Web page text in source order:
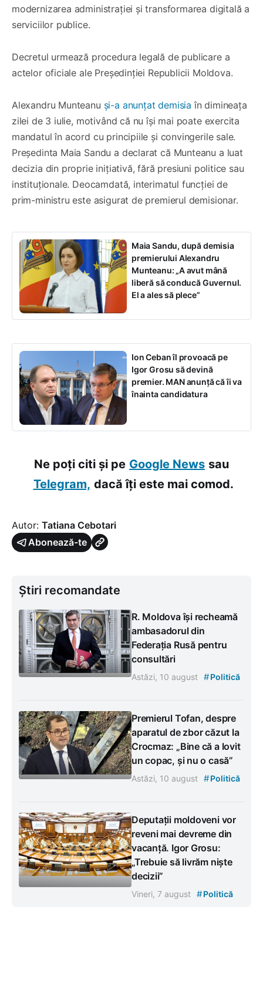
modernizarea administrației și transformarea digitală a
serviciilor publice.
Decretul urmează procedura legală de publicare a
actelor oficiale ale Președinției Republicii Moldova.
Alexandru Munteanu și-a anunțat demisia în dimineața
zilei de 3 iulie, motivând că nu își mai poate exercita
mandatul în acord cu principiile și convingerile sale.
Președinta Maia Sandu a declarat că Munteanu a luat
decizia din proprie inițiativă, fără presiuni politice sau
instituționale. Deocamdată, interimatul funcției de
prim-ministru este asigurat de premierul demisionar.
Maia Sandu, după demisia
premierului Alexandru
Munteanu: „A avut mână
liberă să conducă Guvernul.
El a ales să plece”
Ion Ceban îl provoacă pe
Igor Grosu să devină
premier. MAN anunță că îi va
înainta candidatura
Ne poți citi și pe Google News sau
Telegram, dacă îți este mai comod.
Autor: Tatiana Cebotari
Abonează-te
Știri recomandate
R. Moldova își recheamă
ambasadorul din
Federația Rusă pentru
consultări
Astăzi, 10 august #Politică
Premierul Tofan, despre
aparatul de zbor căzut la
Crocmaz: „Bine că a lovit
un copac, și nu o casă”
Astăzi, 10 august #Politică
Deputații moldoveni vor
reveni mai devreme din
vacanță. Igor Grosu:
„Trebuie să livrăm niște
decizii”
Vineri, 7 august #Politică